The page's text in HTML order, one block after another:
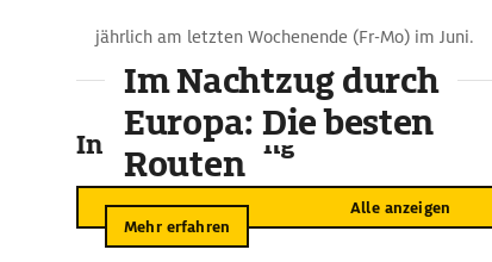
jährlich am letzten Wochenende (Fr-Mo) im Juni.
In der Umgebung
Alle anzeigen
Im Nachtzug durch
Europa: Die besten
Routen
Mehr erfahren